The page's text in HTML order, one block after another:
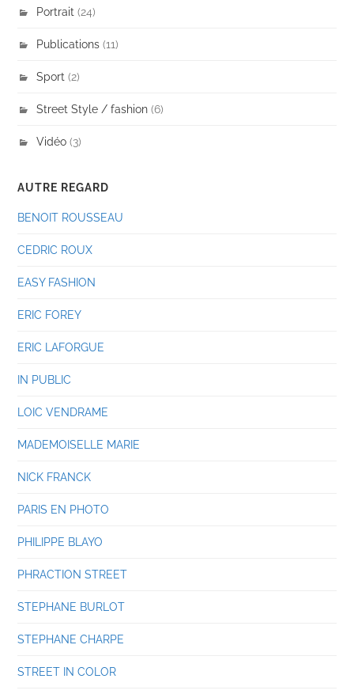
Portrait (24)
Publications (11)
Sport (2)
Street Style / fashion (6)
Vidéo (3)
AUTRE REGARD
BENOIT ROUSSEAU
CEDRIC ROUX
EASY FASHION
ERIC FOREY
ERIC LAFORGUE
IN PUBLIC
LOIC VENDRAME
MADEMOISELLE MARIE
NICK FRANCK
PARIS EN PHOTO
PHILIPPE BLAYO
PHRACTION STREET
STEPHANE BURLOT
STEPHANE CHARPE
STREET IN COLOR